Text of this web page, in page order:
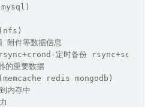
附件等数据信息
定时备份
的重要数据
redis mongodb)
内存中
压力